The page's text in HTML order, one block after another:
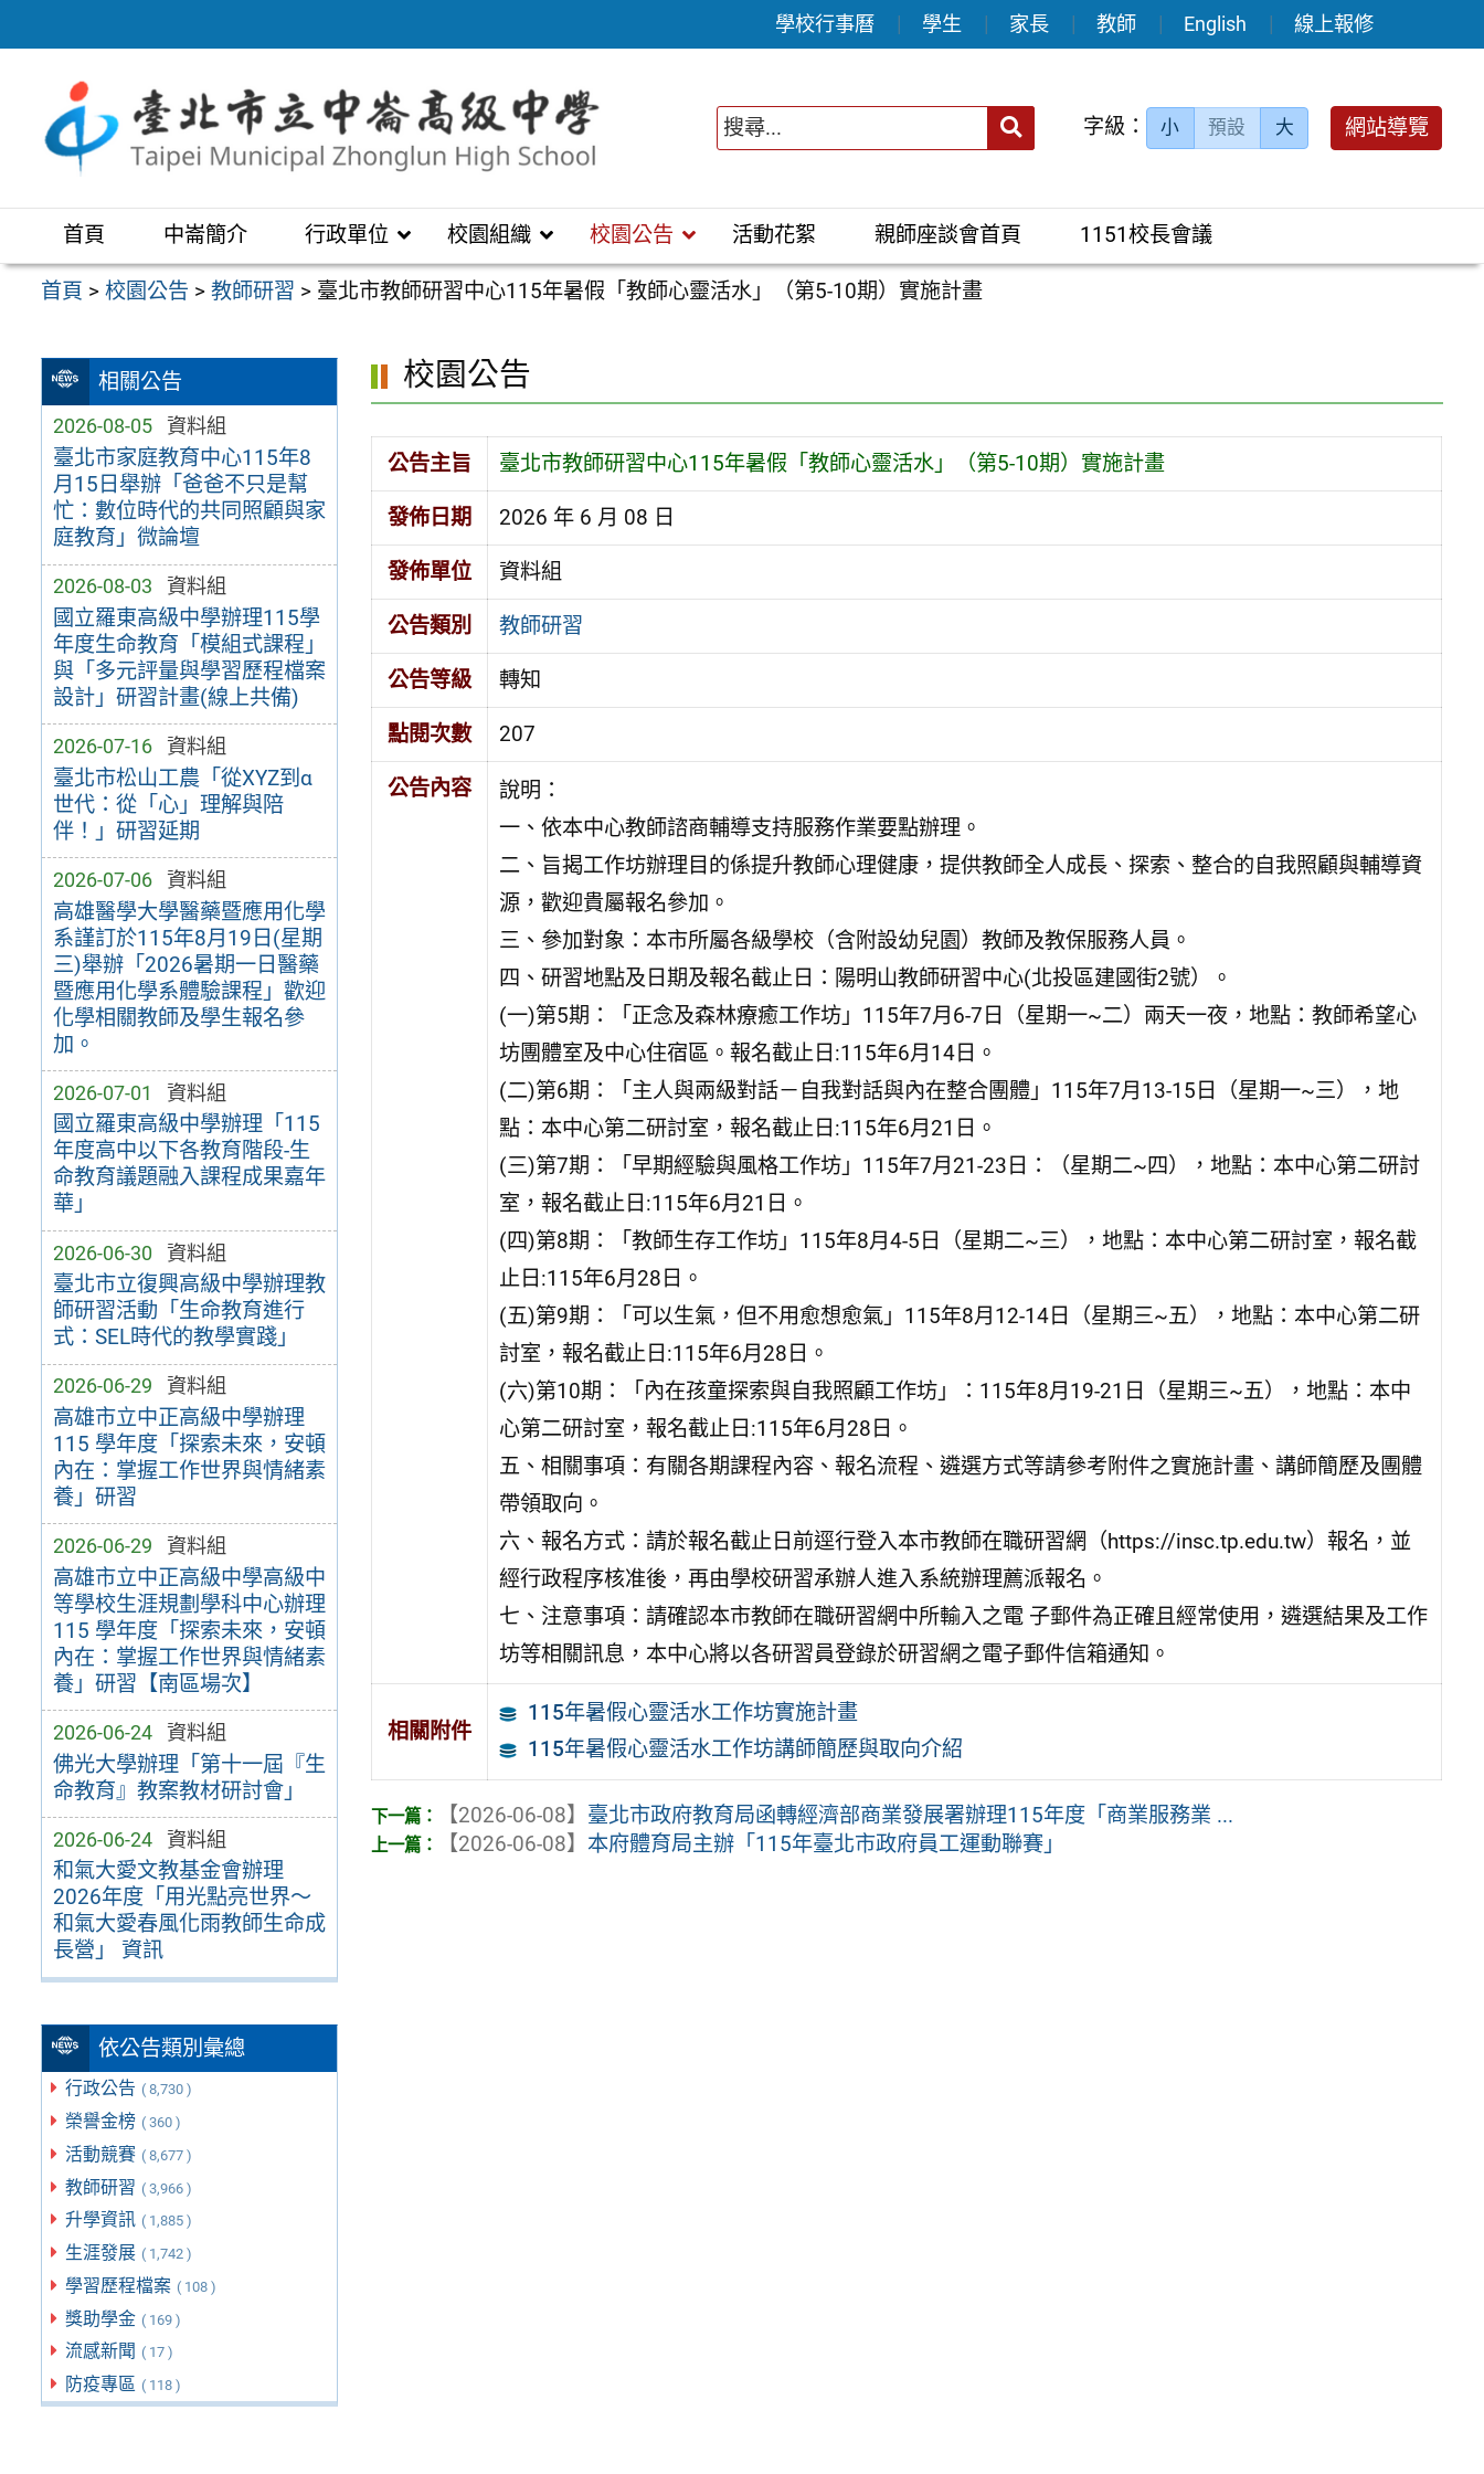
至
區
學校行事曆 學生 家長 教師 English 線上報修
送出 字級： 小 預設 大 網站導覽
首頁 中崙簡介 行政單位 校園組織 校園公告 活動花絮 親師座談會首頁 1151校長會議
首頁 >校園公告 >教師研習 > 臺北市教師研習中心115年暑假「教師心靈活水」（第5-10期）實施計畫
相關公告
2026-08-05 資料組
臺北市家庭教育中心115年8
月15日舉辦「爸爸不只是幫
忙：數位時代的共同照顧與家
庭教育」微論壇
2026-08-03 資料組
國立羅東高級中學辦理115學
年度生命教育「模組式課程」
與「多元評量與學習歷程檔案
設計」研習計畫(線上共備)
2026-07-16 資料組
臺北市松山工農「從XYZ到α
世代：從「心」理解與陪
伴！」研習延期
2026-07-06 資料組
高雄醫學大學醫藥暨應用化學
系謹訂於115年8月19日(星期
三)舉辦「2026暑期一日醫藥
暨應用化學系體驗課程」歡迎
化學相關教師及學生報名參
加。
2026-07-01 資料組
國立羅東高級中學辦理「115
年度高中以下各教育階段-生
命教育議題融入課程成果嘉年
華」
2026-06-30 資料組
臺北市立復興高級中學辦理教
師研習活動「生命教育進行
式：SEL時代的教學實踐」
2026-06-29 資料組
高雄市立中正高級中學辦理
115 學年度「探索未來，安頓
內在：掌握工作世界與情緒素
養」研習
2026-06-29 資料組
高雄市立中正高級中學高級中
等學校生涯規劃學科中心辦理
115 學年度「探索未來，安頓
內在：掌握工作世界與情緒素
養」研習【南區場次】
2026-06-24 資料組
佛光大學辦理「第十一屆『生
命教育』教案教材研討會」
2026-06-24 資料組
和氣大愛文教基金會辦理
2026年度「用光點亮世界～
和氣大愛春風化雨教師生命成
長營」 資訊
依公告類別彙總
行政公告 ( 8,730 )
榮譽金榜 ( 360 )
活動競賽 ( 8,677 )
教師研習 ( 3,966 )
升學資訊 ( 1,885 )
生涯發展 ( 1,742 )
學習歷程檔案 ( 108 )
獎助學金 ( 169 )
流感新聞 ( 17 )
防疫專區 ( 118 )
校園公告
公告主旨 臺北市教師研習中心115年暑假「教師心靈活水」（第5-10期）實施計畫
發佈日期 2026 年 6 月 08 日
發佈單位 資料組
公告類別 教師研習
公告等級 轉知
點閱次數 207
公告內容
說明：
一、依本中心教師諮商輔導支持服務作業要點辦理。
二、旨揭工作坊辦理目的係提升教師心理健康，提供教師全人成長、探索、整合的自我照顧與輔導資
源，歡迎貴屬報名參加。
三、參加對象：本市所屬各級學校（含附設幼兒園）教師及教保服務人員。
四、研習地點及日期及報名截止日：陽明山教師研習中心(北投區建國街2號）。
(一)第5期：「正念及森林療癒工作坊」115年7月6-7日（星期一~二）兩天一夜，地點：教師希望心
坊團體室及中心住宿區。報名截止日:115年6月14日。
(二)第6期：「主人與兩級對話－自我對話與內在整合團體」115年7月13-15日（星期一~三），地
點：本中心第二研討室，報名截止日:115年6月21日。
(三)第7期：「早期經驗與風格工作坊」115年7月21-23日：（星期二~四），地點：本中心第二研討
室，報名截止日:115年6月21日。
(四)第8期：「教師生存工作坊」115年8月4-5日（星期二~三），地點：本中心第二研討室，報名截
止日:115年6月28日。
(五)第9期：「可以生氣，但不用愈想愈氣」115年8月12-14日（星期三~五），地點：本中心第二研
討室，報名截止日:115年6月28日。
(六)第10期：「內在孩童探索與自我照顧工作坊」：115年8月19-21日（星期三~五），地點：本中
心第二研討室，報名截止日:115年6月28日。
五、相關事項：有關各期課程內容、報名流程、遴選方式等請參考附件之實施計畫、講師簡歷及團體
帶領取向。
六、報名方式：請於報名截止日前逕行登入本市教師在職研習網（https://insc.tp.edu.tw）報名，並
經行政程序核准後，再由學校研習承辦人進入系統辦理薦派報名。
七、注意事項：請確認本市教師在職研習網中所輸入之電 子郵件為正確且經常使用，遴選結果及工作
坊等相關訊息，本中心將以各研習員登錄於研習網之電子郵件信箱通知。
相關附件
115年暑假心靈活水工作坊實施計畫
115年暑假心靈活水工作坊講師簡歷與取向介紹
【2026-06-08】 臺北市政府教育局函轉經濟部商業發展署辦理115年度「商業服務業 ...
【2026-06-08】 本府體育局主辦「115年臺北市政府員工運動聯賽」